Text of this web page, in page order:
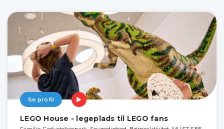
Se profil
LEGO House - legeplads til LEGO fans